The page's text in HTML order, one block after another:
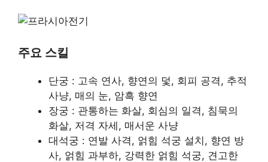
주요 스킬
단궁 : 고속 연사, 향연의 덫, 회피 공격, 추적
사냥, 매의 눈, 암흑 향연
장궁 : 관통하는 화살, 회심의 일격, 침묵의
화살, 저격 자세, 매서운 사냥
대석궁 : 연발 사격, 얽힘 석궁 설치, 향연 방
사, 얽힘 과부하, 강력한 얽힘 석궁, 견고한